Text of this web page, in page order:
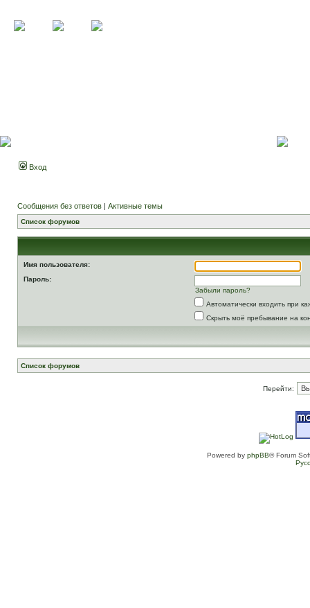
Вход
Сообщения без ответов | Активные темы
Список форумов
Имя пользователя:
Пароль:
Забыли пароль?
Автоматически входить при
Скрыть моё пребывание на
Список форумов
Перейти:
Powered by phpBB® Forum